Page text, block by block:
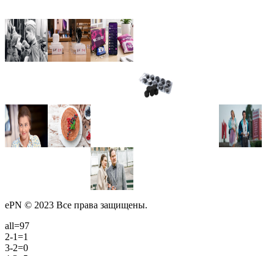
ePN © 2023 Все права защищены.
all=97
2-1=1
3-2=0